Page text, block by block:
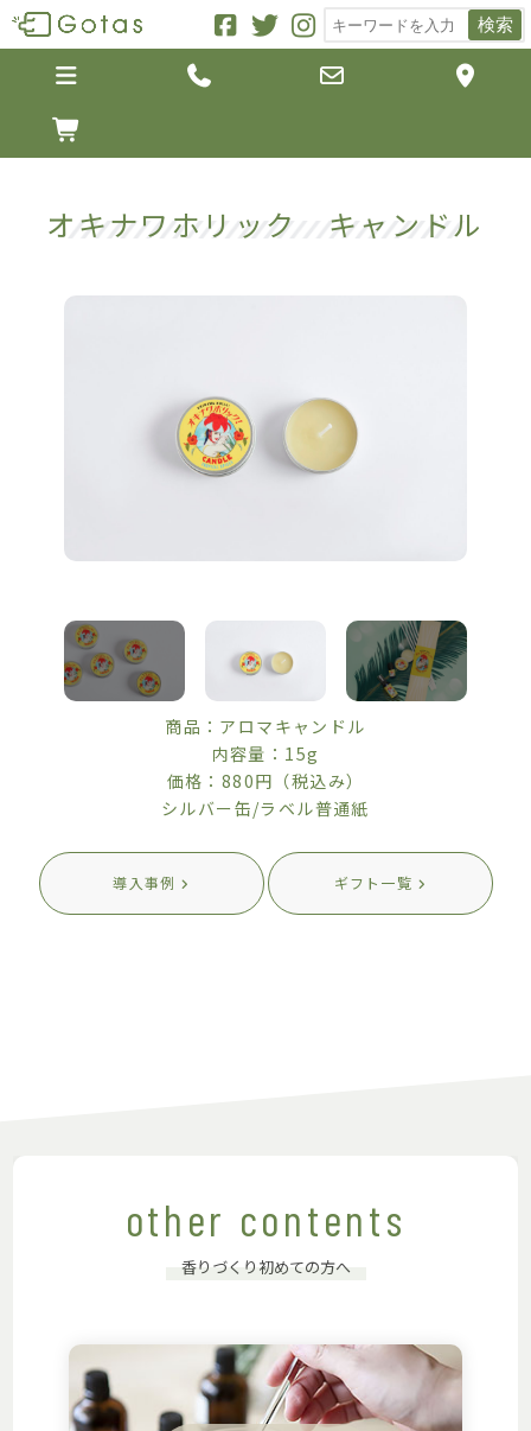
検索
   

オキナワホリック キャンドル
商品：アロマキャンドル
内容量：15g
価格：880円（税込み）
シルバー缶/ラベル普通紙
導入事例 ギフト一覧
other contents
香りづくり初めての方へ